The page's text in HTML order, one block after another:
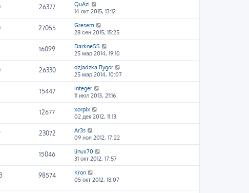
26377
QuAzI
14 окт 2015, 13:12
27055
Gresem
28 сен 2015, 15:25
16099
DarkneSS
25 мар 2014, 19:10
26330
dzJadzka Rygor
25 мар 2014, 10:07
15447
integer
11 июл 2013, 21:16
12677
xorpix
02 дек 2012, 11:13
23072
Ar3s
09 ноя 2012, 17:22
15046
linux70
31 окт 2012, 17:57
98574
Kron
05 окт 2012, 18:07